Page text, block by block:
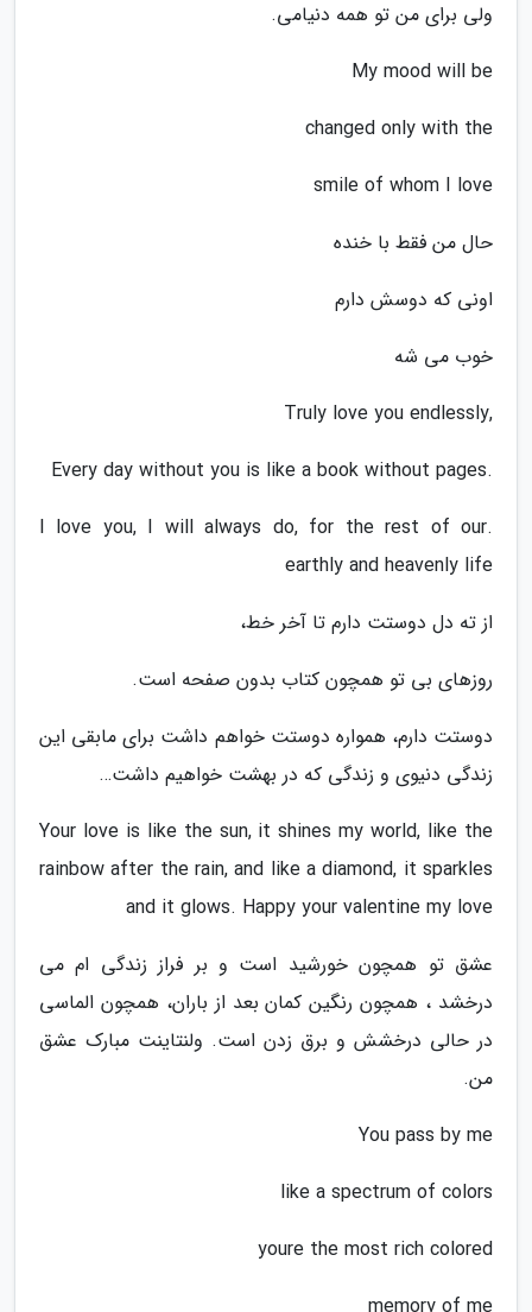
ولی برای من تو همه دنیامی.
My mood will be
changed only with the
smile of whom I love
حال من فقط با خنده
اونی که دوسش دارم
خوب می شه
,Truly love you endlessly
.Every day without you is like a book without pages
.I love you, I will always do, for the rest of our
earthly and heavenly life
از ته دل دوستت دارم تا آخر خط،
روزهای بی تو همچون کتاب بدون صفحه است.
دوستت دارم، همواره دوستت خواهم داشت برای مابقی این
زندگی دنیوی و زندگی که در بهشت خواهیم داشت…
Your love is like the sun, it shines my world, like the
rainbow after the rain, and like a diamond, it sparkles
and it glows. Happy your valentine my love
عشق تو همچون خورشید است و بر فراز زندگی ام می
درخشد ، همچون رنگین کمان بعد از باران، همچون الماسی
در حالی درخشش و برق زدن است. ولنتاینت مبارک عشق
من.
You pass by me
like a spectrum of colors
youre the most rich colored